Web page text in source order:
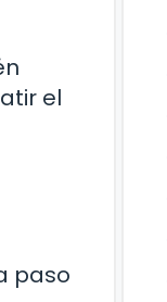
el
paso